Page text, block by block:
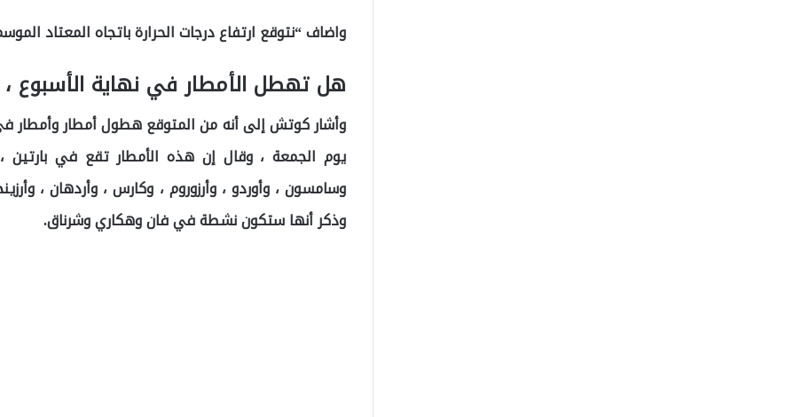
واضاف “نتوقع ارتفاع درجات الحرارة باتجاه المعتاد
هل تهطل الأمطار في نهاية
وأشار كوتش إلى أنه من المتوقع هطول أمطار وأمطار في
يوم الجمعة ، وقال إن هذه الأمطار تقع في بارتين
وسامسون ، وأوردو ، وأرزوروم ، وكارس ، وأردهان ،
وذكر أنها ستكون نشطة في فان وهكاري وشرناق.